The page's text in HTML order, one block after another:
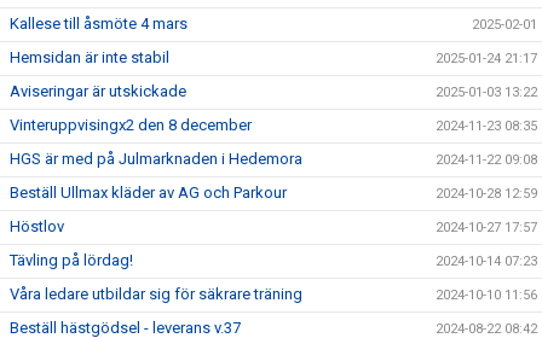
Kallese till åsmöte 4 mars 2025-02-01
Hemsidan är inte stabil 2025-01-24 21:17
Aviseringar är utskickade 2025-01-03 13:22
Vinteruppvisingx2 den 8 december 2024-11-23 08:35
HGS är med på Julmarknaden i Hedemora 2024-11-22 09:08
Beställ Ullmax kläder av AG och Parkour 2024-10-28 12:59
Höstlov 2024-10-27 17:57
Tävling på lördag! 2024-10-14 07:23
Våra ledare utbildar sig för säkrare träning 2024-10-10 11:56
Beställ hästgödsel - leverans v.37 2024-08-22 08:42